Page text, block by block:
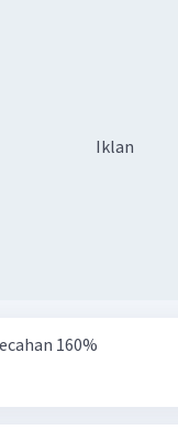
Iklan
160%